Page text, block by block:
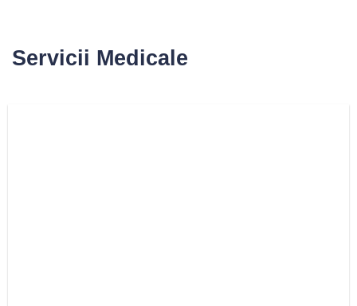
Servicii Medicale